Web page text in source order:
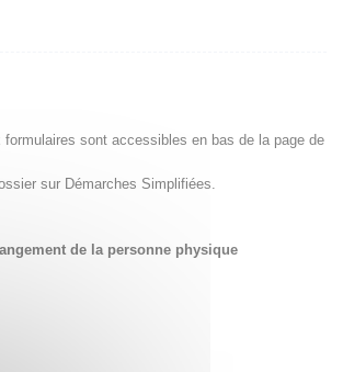
sont accessibles en bas de la page de
sur Démarches Simplifiées.
de la personne physique